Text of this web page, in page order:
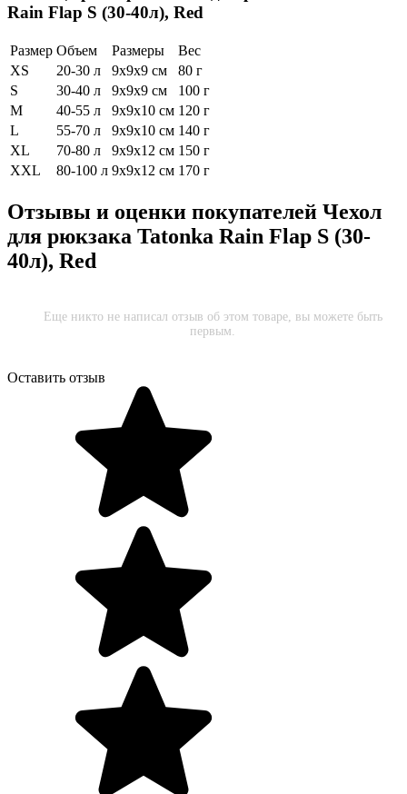
Rain Flap S (30-40л), Red
Размер Объем Размеры
Вес
XS
20-30 л 9x9x9 см
80 г
S
30-40 л 9x9x9 см
100 г
M
40-55 л 9x9x10 см 120 г
L
55-70 л 9x9x10 см 140 г
XL
70-80 л 9x9x12 см 150 г
XXL
80-100 л 9x9x12 см 170 г
Отзывы и оценки покупателей Чехол
для рюкзака Tatonka Rain Flap S (30-
40л), Red
Еще никто не написал отзыв об этом товаре, вы можете быть
первым.
Оставить отзыв